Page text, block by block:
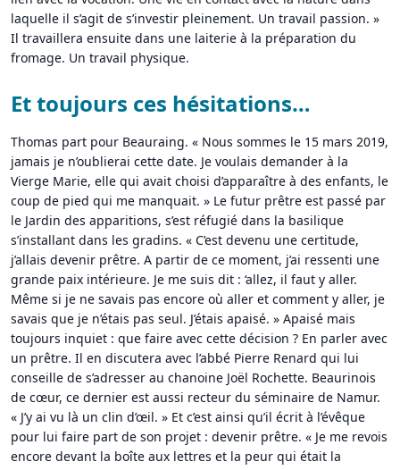
laquelle il s’agit de s’investir pleinement. Un travail passion. »
Il travaillera ensuite dans une laiterie à la préparation du
fromage. Un travail physique.
Et toujours ces hésitations…
Thomas part pour Beauraing. « Nous sommes le 15 mars 2019,
jamais je n’oublierai cette date. Je voulais demander à la
Vierge Marie, elle qui avait choisi d’apparaître à des enfants, le
coup de pied qui me manquait. » Le futur prêtre est passé par
le Jardin des apparitions, s’est réfugié dans la basilique
s’installant dans les gradins. « C’est devenu une certitude,
j’allais devenir prêtre. A partir de ce moment, j’ai ressenti une
grande paix intérieure. Je me suis dit : ‘allez, il faut y aller.
Même si je ne savais pas encore où aller et comment y aller, je
savais que je n’étais pas seul. J’étais apaisé. » Apaisé mais
toujours inquiet : que faire avec cette décision ? En parler avec
un prêtre. Il en discutera avec l’abbé Pierre Renard qui lui
conseille de s’adresser au chanoine Joël Rochette. Beaurinois
de cœur, ce dernier est aussi recteur du séminaire de Namur.
« J’y ai vu là un clin d’œil. » Et c’est ainsi qu’il écrit à l’évêque
pour lui faire part de son projet : devenir prêtre. « Je me revois
encore devant la boîte aux lettres et la peur qui était la